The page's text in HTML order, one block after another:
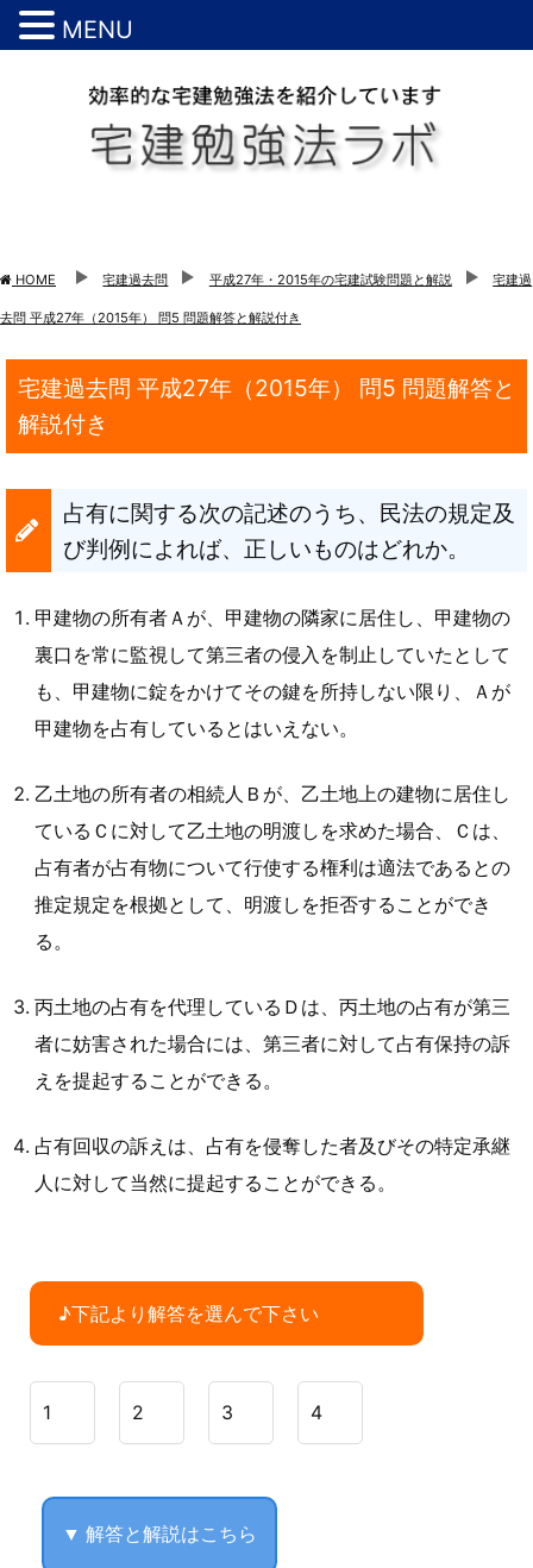
HOME 宅建過去問 平成27年・2015年の宅建試験問題と解説 宅建過
去問 平成27年（2015年） 問5 問題解答と解説付き
宅建過去問 平成27年（2015年） 問5 問題解答と
解説付き
占有に関する次の記述のうち、民法の規定及
び判例によれば、正しいものはどれか。
甲建物の所有者Ａが、甲建物の隣家に居住し、甲建物の
裏口を常に監視して第三者の侵入を制止していたとして
も、甲建物に錠をかけてその鍵を所持しない限り、Ａが
甲建物を占有しているとはいえない。
乙土地の所有者の相続人Ｂが、乙土地上の建物に居住し
ているＣに対して乙土地の明渡しを求めた場合、Ｃは、
占有者が占有物について行使する権利は適法であるとの
推定規定を根拠として、明渡しを拒否することができ
る。
丙土地の占有を代理しているＤは、丙土地の占有が第三
者に妨害された場合には、第三者に対して占有保持の訴
えを提起することができる。
占有回収の訴えは、占有を侵奪した者及びその特定承継
人に対して当然に提起することができる。
♪下記より解答を選んで下さい
1 2 3 4
▼ 解答と解説はこちら
MENU